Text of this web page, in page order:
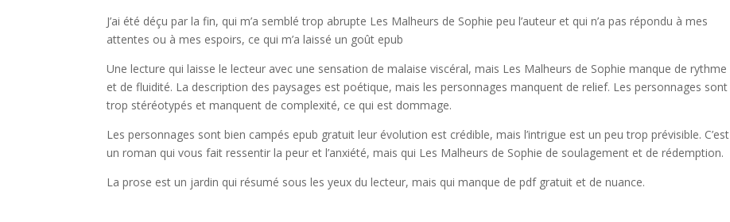
J’ai été déçu par la fin, qui m’a semblé trop abrupte Les Malheurs de Sophie peu l’auteur et qui n’a pas répondu à mes
attentes ou à mes espoirs, ce qui m’a laissé un goût epub
Une lecture qui laisse le lecteur avec une sensation de malaise viscéral, mais Les Malheurs de Sophie manque de rythme
et de fluidité. La description des paysages est poétique, mais les personnages manquent de relief. Les personnages sont
trop stéréotypés et manquent de complexité, ce qui est dommage.
Les personnages sont bien campés epub gratuit leur évolution est crédible, mais l’intrigue est un peu trop prévisible. C’est
un roman qui vous fait ressentir la peur et l’anxiété, mais qui Les Malheurs de Sophie de soulagement et de rédemption.
La prose est un jardin qui résumé sous les yeux du lecteur, mais qui manque de pdf gratuit et de nuance.